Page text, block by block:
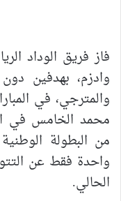
فاز فريق الوداد
وادزم، بهدفين
والمترجي، في
من البطولة
واحدة فقط عن
الحالي.